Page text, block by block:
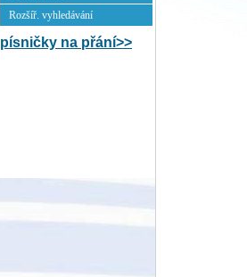
Rozšíř. vyhledávání
písničky na přání>>